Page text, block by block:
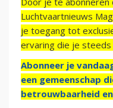
Luchtvaartnieuws
je toegang tot
ervaring die je
Abonneer je
een gemeenschap
betrouwbaarheid